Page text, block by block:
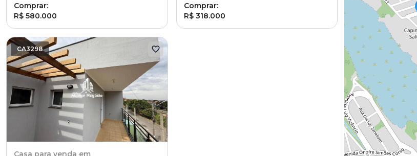
Comprar:
R$ 580.000
Comprar:
R$ 318.000
CA3298
Casa para venda em